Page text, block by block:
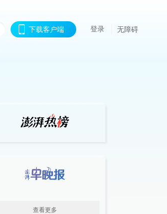
下载客户端 登录 无障碍
查看更多